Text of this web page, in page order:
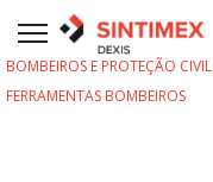
BOMBEIROS E PROTEÇÃO CIVIL
FERRAMENTAS BOMBEIROS